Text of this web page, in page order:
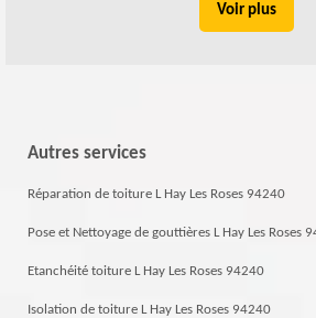
Voir plus
Autres services
Réparation de toiture L Hay Les Roses 94240
Pose et Nettoyage de gouttières L Hay Les Roses
Etanchéité toiture L Hay Les Roses 94240
Isolation de toiture L Hay Les Roses 94240